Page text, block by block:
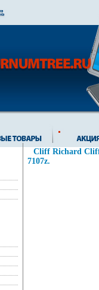
Cliff Richard
7107z.